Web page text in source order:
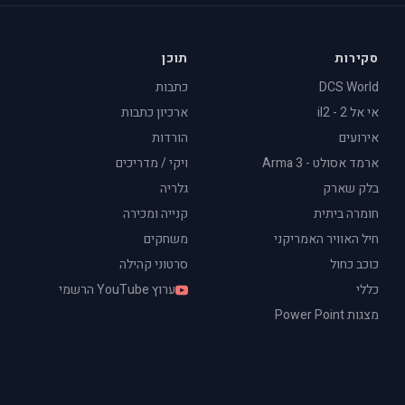
סקירות
DCS World
אי אל 2 - il2
אירועים
ארמד אסולט - Arma 3
בלק שארק
חומרה ביתית
חיל האוויר האמריקני
כוכב כחול
כללי
מצגות Power Point
תוכן
כתבות
ארכיון כתבות
הורדות
ויקי / מדריכים
גלריה
קנייה ומכירה
משחקים
סרטוני קהילה
ערוץ YouTube הרשמי